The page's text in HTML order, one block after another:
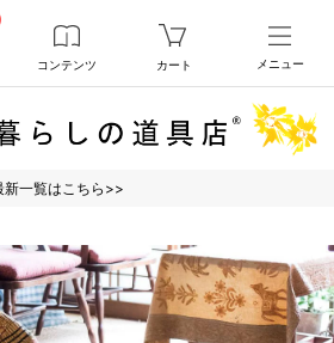
コンテンツ カート メニュー
新一覧はこちら>>